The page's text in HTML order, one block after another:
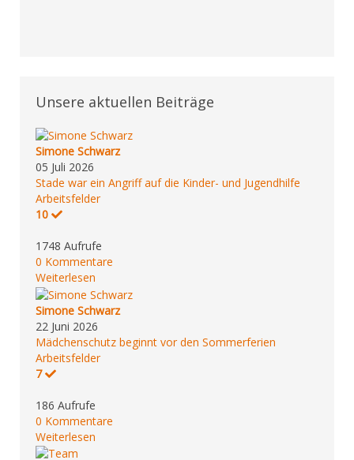
Unsere aktuellen Beiträge
Simone Schwarz
05 Juli 2026
Stade war ein Angriff auf die Kinder- und Jugendhilfe
Arbeitsfelder
10
1748 Aufrufe
0 Kommentare
Weiterlesen
Simone Schwarz
22 Juni 2026
Mädchenschutz beginnt vor den Sommerferien
Arbeitsfelder
7
186 Aufrufe
0 Kommentare
Weiterlesen